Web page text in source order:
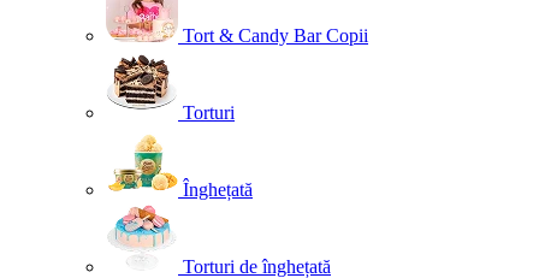
Tort & Candy Bar Copii
Torturi
Înghețată
Torturi de înghețată